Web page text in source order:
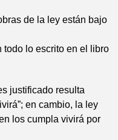
de la ley están bajo
todo lo escrito en el libro
justificado resulta
en cambio, la ley
los cumpla vivirá por